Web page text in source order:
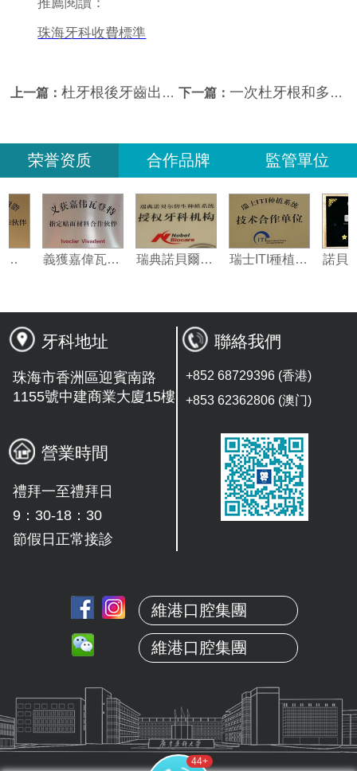
珠海牙科收費標準
上一篇：杜牙根後牙齒出現疼痛點算？珠海杜牙根推介 下一篇： 一次杜牙根和多次杜牙根的方法是怎麼樣的？
荣誉资质 合作品牌 監管單位
牙科地址
珠海市香洲區迎賓南路
1155號中建商業大廈15樓
營業時間
禮拜一至禮拜日
9：30-18：30
節假日正常接診
維港口腔集團
維港口腔集團
聯絡我們
+852 68729396 (香港)
+853 62362806 (澳门)
37+